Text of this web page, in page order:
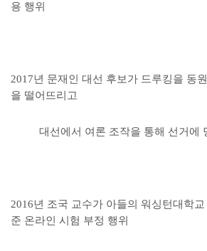
용 행위
2017년 문재인 대선 후보가 드루킹을 동
을 떨어뜨리고
대선에서 여론 조작을 통해 선거에
2016년 조국 교수가 아들의 워싱턴대학
준 온라인 시험 부정 행위